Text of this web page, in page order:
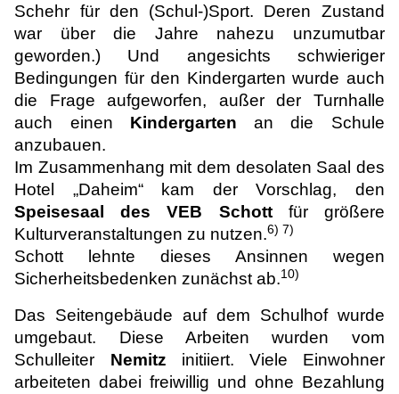
Schehr für den (Schul-)Sport. Deren Zustand
war über die Jahre nahezu unzumutbar
geworden.) Und angesichts schwieriger
Bedingungen für den Kindergarten wurde auch
die Frage aufgeworfen, außer der Turnhalle
auch einen Kindergarten an die Schule
anzubauen.
Im Zusammenhang mit dem desolaten Saal des
Hotel „Daheim“ kam der Vorschlag, den
Speisesaal des VEB Schottfür größere
Kulturveranstaltungen zu nutzen.6) 7)
Schott lehnte dieses Ansinnen wegen
Sicherheitsbedenken zunächst ab.10)
Das Seitengebäude auf dem Schulhof wurde
umgebaut. Diese Arbeiten wurden vom
Schulleiter Nemitz initiiert. Viele Einwohner
arbeiteten dabei freiwillig und ohne Bezahlung